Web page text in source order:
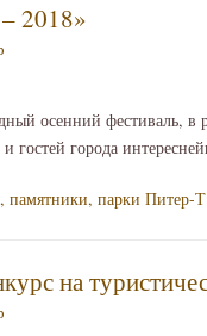
2018»
осенний фестиваль, в
гостей города
памятники, парки Питер-
на